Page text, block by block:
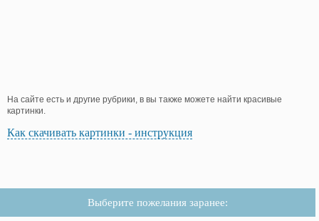
На сайте есть и другие рубрики, в вы также можете найти красивые
картинки.
Как скачивать картинки - инструкция
Выберите пожелания заранее: